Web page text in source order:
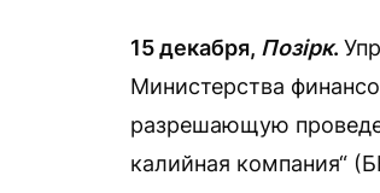
15 декабря, Позірк.
Министерства
разрешающую
калийная компания“